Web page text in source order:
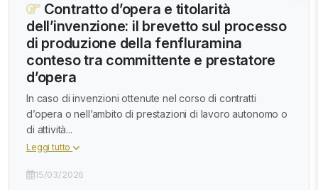
Contratto d’opera e titolarità
dell’invenzione: il brevetto sul processo
di produzione della fenfluramina
conteso tra committente e prestatore
d’opera
In caso di invenzioni ottenute nel corso di contratti
d’opera o nell’ambito di prestazioni di lavoro autonomo o
di attività...
Leggi tutto
15/03/2026